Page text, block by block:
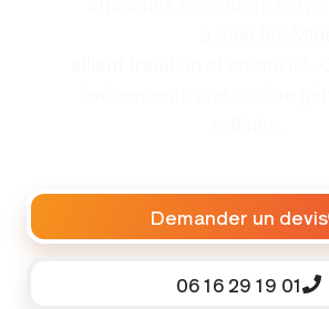
Demander un devis
06 16 29 19 01